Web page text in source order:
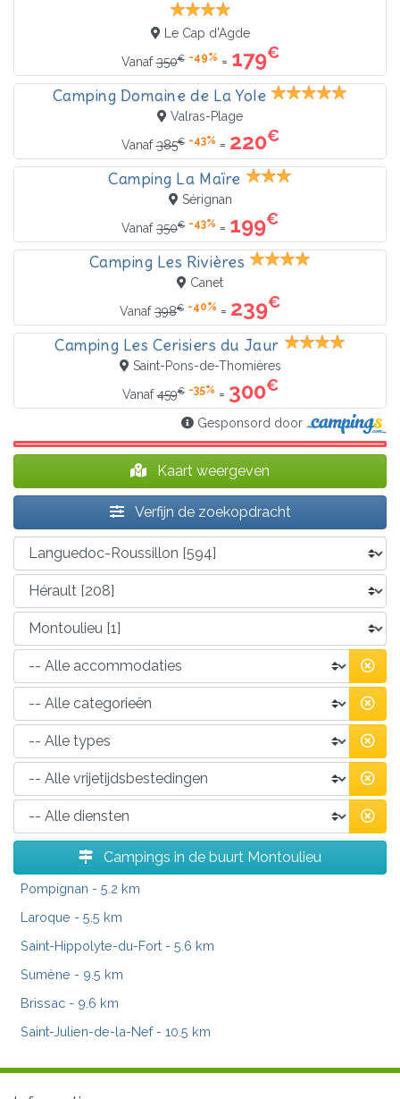
Le Cap d'Agde
Vanaf350€ -49% = 179€
Camping Domaine de La Yole
Valras-Plage
Vanaf385€ -43% = 220€
Camping La Maïre
Sérignan
Vanaf350€ -43% = 199€
Camping Les Rivières
Canet
Vanaf398€ -40% = 239€
Camping Les Cerisiers du Jaur
Saint-Pons-de-Thomières
Vanaf459€ -35% = 300€
Gesponsord door
Kaart weergeven
Verfijn de zoekopdracht
Campings in de buurt Montoulieu
Pompignan - 5.2 km
Laroque - 5.5 km
Saint-Hippolyte-du-Fort - 5.6 km
Sumène - 9.5 km
Brissac - 9.6 km
Saint-Julien-de-la-Nef- 10.5 km